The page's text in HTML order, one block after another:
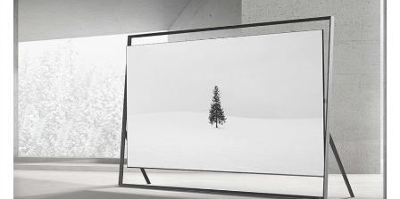
DAERAH NASIONAL
MANCA SPORT
INFORMASI
PRIVACY
POLICY
BERITA
WARGA